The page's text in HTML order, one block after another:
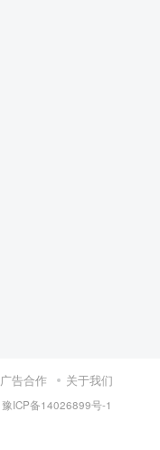
广告合作 关于我们
豫ICP备14026899号-1